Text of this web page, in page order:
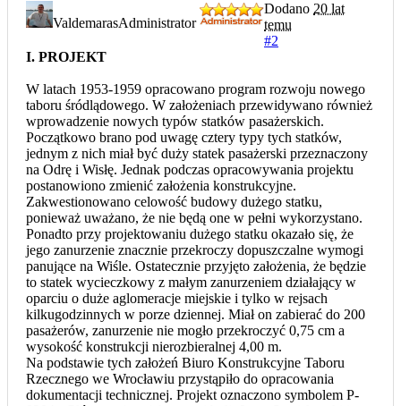
ValdemarasAdministrator
Dodano 20 lat
temu
#2
I. PROJEKT
W latach 1953-1959 opracowano program rozwoju nowego
taboru śródlądowego. W założeniach przewidywano również
wprowadzenie nowych typów statków pasażerskich.
Początkowo brano pod uwagę cztery typy tych statków,
jednym z nich miał być duży statek pasażerski przeznaczony
na Odrę i Wisłę. Jednak podczas opracowywania projektu
postanowiono zmienić założenia konstrukcyjne.
Zakwestionowano celowość budowy dużego statku,
ponieważ uważano, że nie będą one w pełni wykorzystano.
Ponadto przy projektowaniu dużego statku okazało się, że
jego zanurzenie znacznie przekroczy dopuszczalne wymogi
panujące na Wiśle. Ostatecznie przyjęto założenia, że będzie
to statek wycieczkowy z małym zanurzeniem działający w
oparciu o duże aglomeracje miejskie i tylko w rejsach
kilkugodzinnych w porze dziennej. Miał on zabierać do 200
pasażerów, zanurzenie nie mogło przekroczyć 0,75 cm a
wysokość konstrukcji nierozbieralnej 4,00 m.
Na podstawie tych założeń Biuro Konstrukcyjne Taboru
Rzecznego we Wrocławiu przystąpiło do opracowania
dokumentacji technicznej. Projekt oznaczono symbolem P-